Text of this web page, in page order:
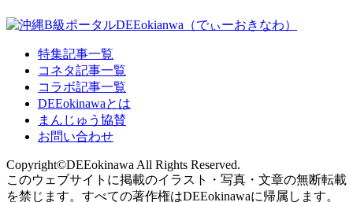
特集記事一覧
コネタ記事一覧
コラボ記事一覧
DEEokinawaとは
まんじゅう協賛
お問い合わせ
Copyright©DEEokinawa All Rights Reserved.
このウェブサイトに掲載のイラスト・写真・文章の無断転載
を禁じます。すべての著作権はDEEokinawaに帰属します。